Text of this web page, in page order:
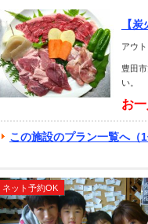
【
アウ
豊田
い。
お
この施設のプラン一覧へ（1
ネット予約OK